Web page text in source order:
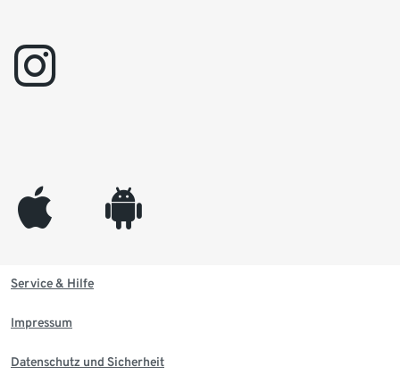
instagram
appleinc android
Service & Hilfe
Impressum
Datenschutz und Sicherheit